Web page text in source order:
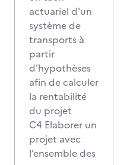
actuariel d'un
système de
transports à
partir
d'hypothèses
afin de calculer
la rentabilité
du projet
C4 Elaborer un
projet avec
l’ensemble des